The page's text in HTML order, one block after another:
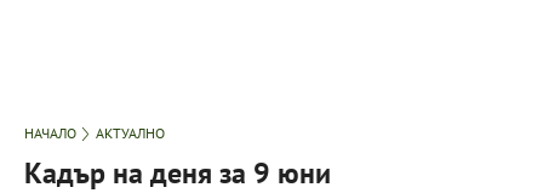
НАЧАЛО АКТУАЛНО
Кадър на деня за 9 юни